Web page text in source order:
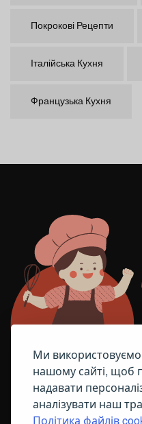
Ми
нашому сайті, щоб
надавати
аналізувати наш
Політика файлів
Покрокові Рецепти
Італійська Кухня
Французька Кухня